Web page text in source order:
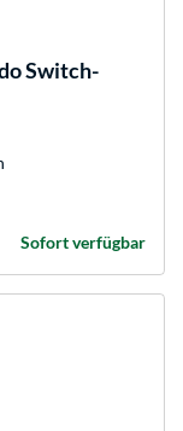
Switch-
Sofort verfügbar